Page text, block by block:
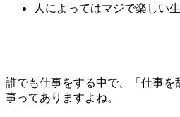
人によってはマジで楽しい
誰でも仕事をする中で、「仕事を
事ってありますよね。